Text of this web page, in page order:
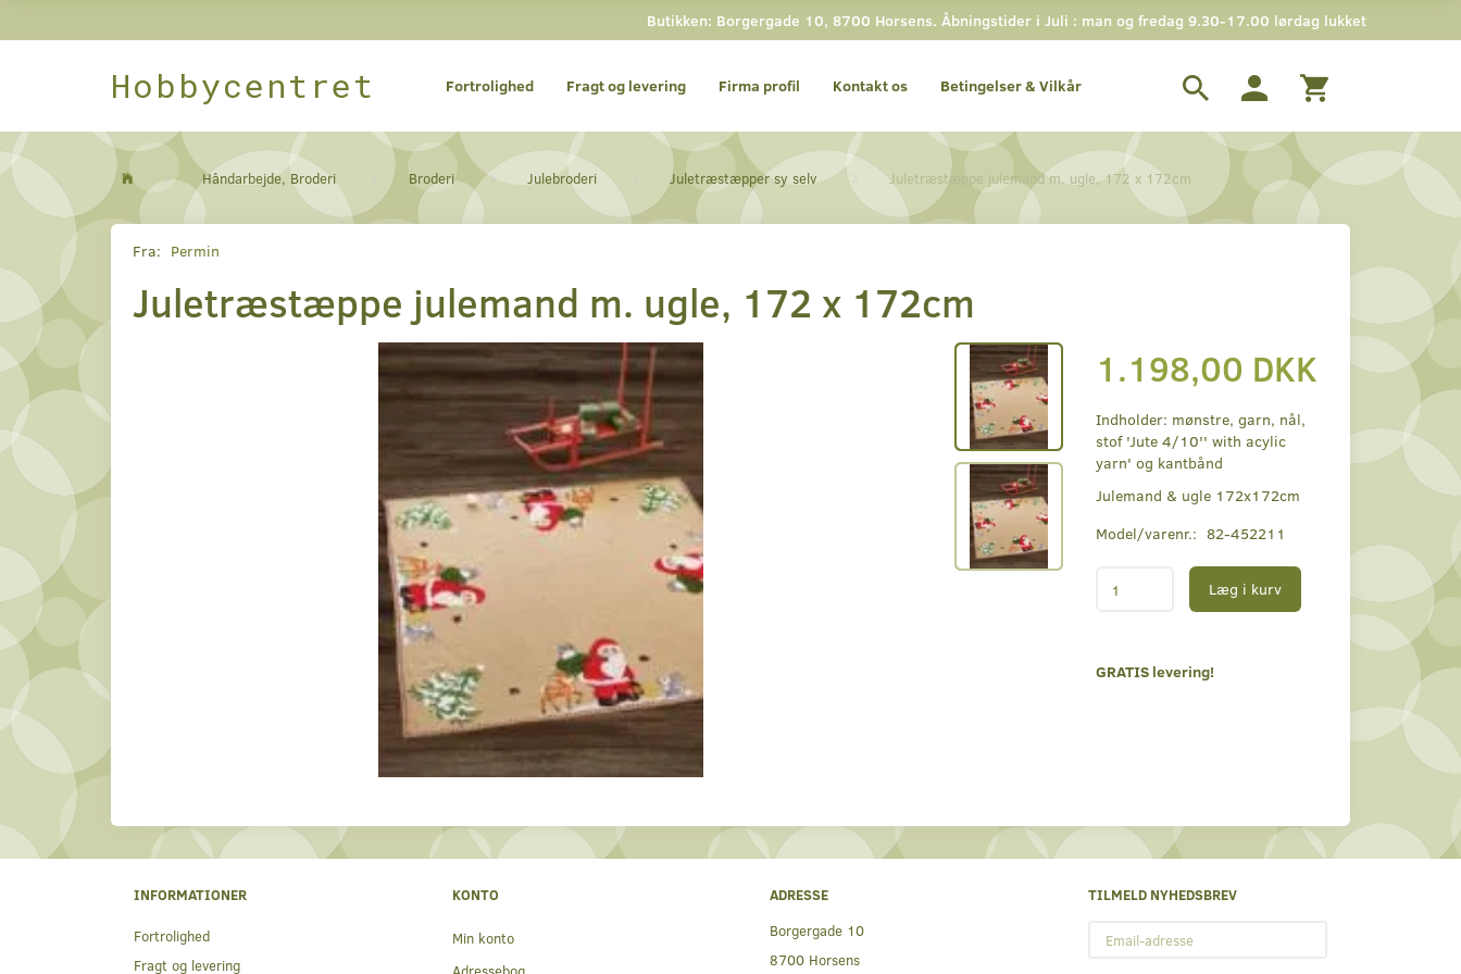
Butikken: Borgergade 10, 8700 Horsens. Åbningstider i Juli : man og fredag 9.30-17.00 lørdag lukket
Hobbycentret Fortrolighed Fragt og levering Firma profil Kontakt os Betingelser & Vilkår
Håndarbejde, Broderi Broderi Julebroderi Juletræstæpper sy selv Juletræstæppe julemand m. ugle, 172 x 172cm
Fra: Permin
Juletræstæppe julemand m. ugle, 172 x 172cm
1.198,00 DKK
Indholder: mønstre, garn, nål,
stof 'Jute 4/10'' with acylic
yarn' og kantbånd
Julemand & ugle 172x172cm
Model/varenr.: 82-452211
Læg i kurv
GRATIS levering!
INFORMATIONER
Fortrolighed
Fragt og levering
KONTO
Min konto
Adressebog
ADRESSE
Borgergade 10
8700 Horsens
TILMELD NYHEDSBREV
adresse